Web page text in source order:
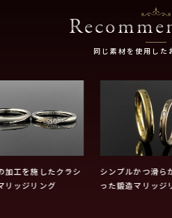
同じ素材を使用した
加工を施したクラシ
リッジリング
シンプルかつ滑ら
った鍛造マリッジ